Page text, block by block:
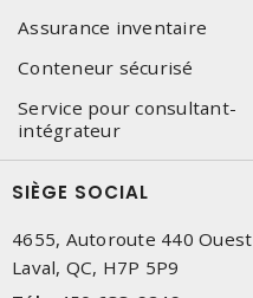
Assurance inventaire
Conteneur sécurisé
Service pour consultant-
intégrateur
SIÈGE SOCIAL
4655, Autoroute 440 Ouest
Laval, QC, H7P 5P9